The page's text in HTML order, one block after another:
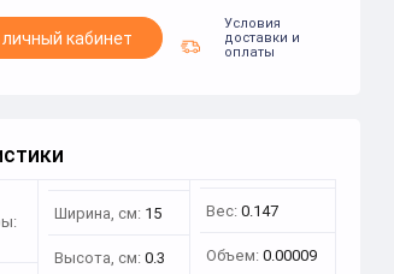
кабинет
Условия
доставки и
оплаты
Ширина, см: 15
Высота, см: 0.3
Вес: 0.147
Объем: 0.00009